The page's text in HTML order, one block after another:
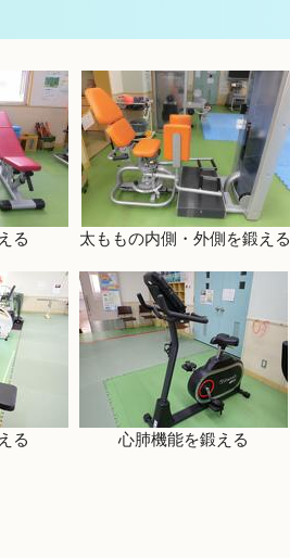
る 太ももの内側・外側を鍛える
る 心肺機能を鍛える